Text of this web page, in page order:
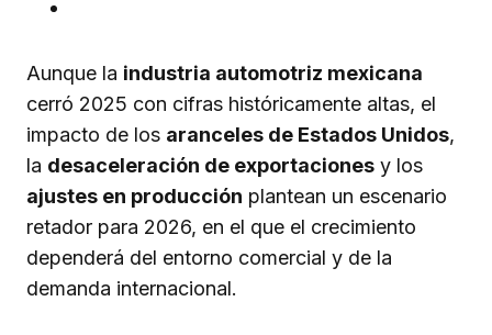
Aunque la industria automotriz mexicana
cerró 2025 con cifras históricamente altas, el
impacto de los aranceles de Estados Unidos,
la desaceleración de exportaciones y los
ajustes en producción plantean un escenario
retador para 2026, en el que el crecimiento
dependerá del entorno comercial y de la
demanda internacional.